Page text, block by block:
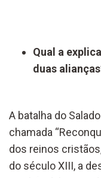
Qual a
duas
A batalha do
chamada
dos reinos
do século XIII, a